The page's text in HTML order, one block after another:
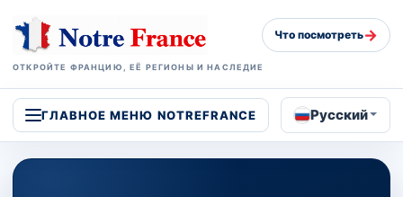
ОТКРОЙТЕ ФРАНЦИЮ, ЕЁ РЕГИОНЫ И НАСЛЕДИЕ
Что посмотреть→
ГЛАВНОЕ МЕНЮ NOTREFRANCE Русский